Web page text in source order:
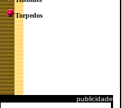
Torpedos
publicidade